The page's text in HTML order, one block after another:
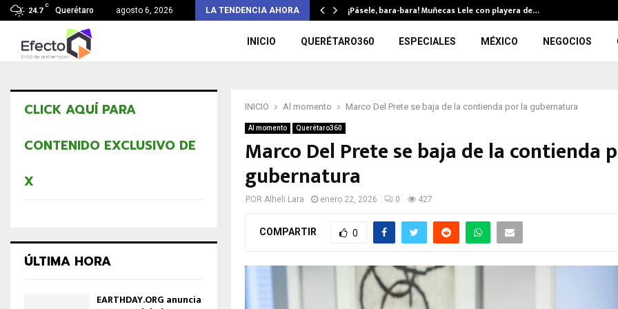
24.7
C
Querétaro agosto 6, 2026 LA TENDENCIA AHORA
La odisea: tropezones de un alcalde ¡Pásele, bara-bara! Muñecas Lele con playera de…
INICIO QUERÉTARO360 ESPECIALES MÉXICO NEGOCIOS
INICIO Al momento Marco Del Prete se baja de la contienda por la gubernatura
Al momento Querétaro360
Marco Del Prete se baja de la contienda
gubernatura
POR Alheli Lara enero 22, 2026 0 427
COMPARTIR 0
CLICK AQUÍ PARA
CONTENIDO EXCLUSIVO DE
X
ÚLTIMA HORA
EARTHDAY.ORG anuncia